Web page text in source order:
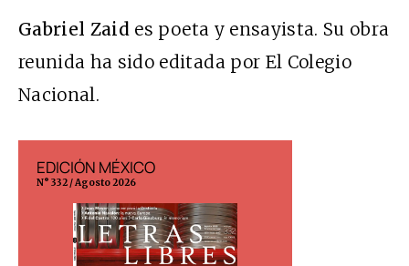
Gabriel Zaid es poeta y ensayista. Su obra
reunida ha sido editada por El Colegio
Nacional.
EDICIÓN MÉXICO
N° 332 / Agosto 2026